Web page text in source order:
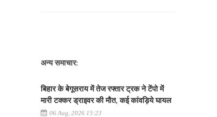
अन्य समाचार:
बिहार के बेगूसराय में तेज रफ्तार ट्रक ने टेंपो में
मारी टक्कर ड्राइवर की मौत, कई कांवड़िये घायल
06 Aug, 2026 15:23